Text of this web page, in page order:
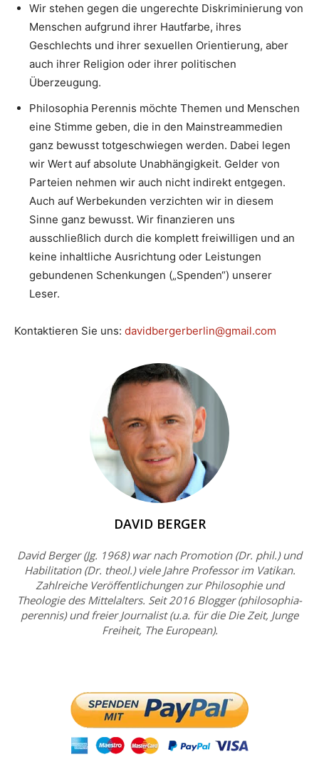
Wir stehen gegen die ungerechte Diskriminierung von
Menschen aufgrund ihrer Hautfarbe, ihres
Geschlechts und ihrer sexuellen Orientierung, aber
auch ihrer Religion oder ihrer politischen
Überzeugung.
Philosophia Perennis möchte Themen und Menschen
eine Stimme geben, die in den Mainstreammedien
ganz bewusst totgeschwiegen werden. Dabei legen
wir Wert auf absolute Unabhängigkeit. Gelder von
Parteien nehmen wir auch nicht indirekt entgegen.
Auch auf Werbekunden verzichten wir in diesem
Sinne ganz bewusst. Wir finanzieren uns
ausschließlich durch die komplett freiwilligen und an
keine inhaltliche Ausrichtung oder Leistungen
gebundenen Schenkungen („Spenden“) unserer
Leser.
Kontaktieren Sie uns: davidbergerberlin@gmail.com
DAVID BERGER
David Berger (Jg. 1968) war nach Promotion (Dr. phil.) und
Habilitation (Dr. theol.) viele Jahre Professor im Vatikan.
Zahlreiche Veröffentlichungen zur Philosophie und
Theologie des Mittelalters. Seit 2016 Blogger (philosophia-
perennis) und freier Journalist (u.a. für die Die Zeit, Junge
Freiheit, The European).